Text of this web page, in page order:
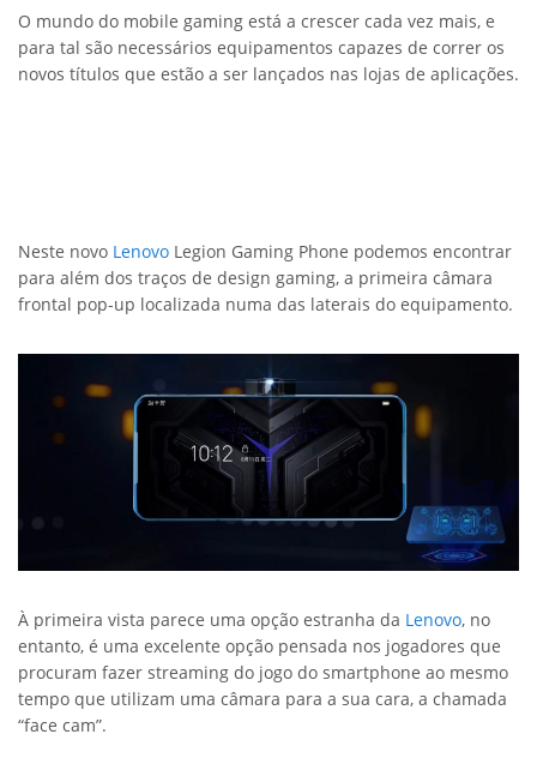
O mundo do mobile gaming está a crescer cada vez mais, e
para tal são necessários equipamentos capazes de correr os
novos títulos que estão a ser lançados nas lojas de aplicações.
Neste novo Lenovo Legion Gaming Phone podemos encontrar
para além dos traços de design gaming, a primeira câmara
frontal pop-up localizada numa das laterais do equipamento.
À primeira vista parece uma opção estranha da Lenovo, no
entanto, é uma excelente opção pensada nos jogadores que
procuram fazer streaming do jogo do smartphone ao mesmo
tempo que utilizam uma câmara para a sua cara, a chamada
“face cam”.